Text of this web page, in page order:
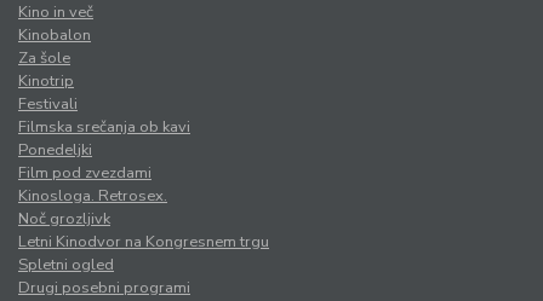
Kino in več
Kinobalon
Za šole
Kinotrip
Festivali
Filmska srečanja ob kavi
Ponedeljki
Film pod zvezdami
Kinosloga. Retrosex.
Noč grozljivk
Letni Kinodvor na Kongresnem trgu
Spletni ogled
Drugi posebni programi